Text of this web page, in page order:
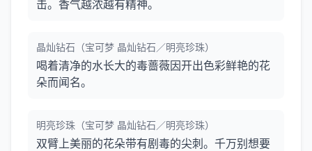
击。香气越浓越有精神。
晶灿钻石（宝可梦 晶灿钻石／明亮珍珠）
喝着清净的水长大的毒蔷薇因开出色彩鲜艳的花
朵而闻名。
明亮珍珠（宝可梦 晶灿钻石／明亮珍珠）
双臂上美丽的花朵带有剧毒的尖刺。千万别想要